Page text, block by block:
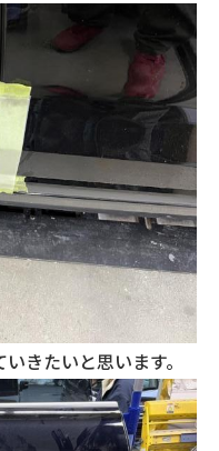
きたいと思います。